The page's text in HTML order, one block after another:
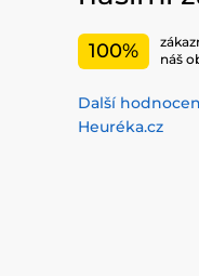
100%
náš
Další
Heuréka.cz